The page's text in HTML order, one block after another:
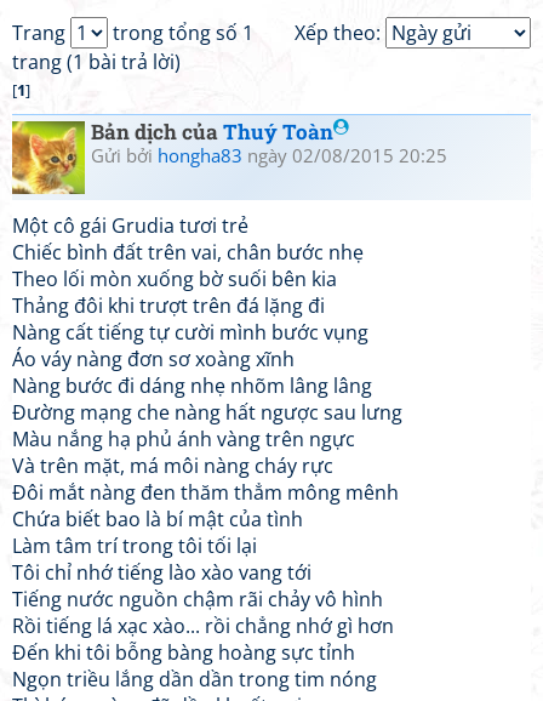
Xếp theo:
Trang
trong tổng số 1
trang (1 bài trả lời)
[1]
Bản dịch củaThuý Toàn
Gửi bởi hongha83 ngày 02/08/2015 20:25
Một cô gái Grudia tươi trẻ
Chiếc bình đất trên vai, chân bước nhẹ
Theo lối mòn xuống bờ suối bên kia
Thảng đôi khi trượt trên đá lặng đi
Nàng cất tiếng tự cười mình bước vụng
Áo váy nàng đơn sơ xoàng xĩnh
Nàng bước đi dáng nhẹ nhõm lâng lâng
Đường mạng che nàng hất ngược sau lưng
Màu nắng hạ phủ ánh vàng trên ngực
Và trên mặt, má môi nàng cháy rực
Đôi mắt nàng đen thăm thẳm mông mênh
Chứa biết bao là bí mật của tình
Làm tâm trí trong tôi tối lại
Tôi chỉ nhớ tiếng lào xào vang tới
Tiếng nước nguồn chậm rãi chảy vô hình
Rồi tiếng lá xạc xào... rồi chẳng nhớ gì hơn
Đến khi tôi bỗng bàng hoàng sực tỉnh
Ngọn triều lắng dần dần trong tim nóng